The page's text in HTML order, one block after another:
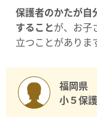
保護者のかたが自
することが、お子
立つことがありま
福岡県
小５保